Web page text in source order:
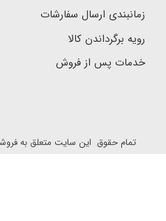
زمانبندی ارسال سفارشات
رویه برگرداندن کالا
خدمات پس از فروش
تمام حقوق این سایت متعلق به